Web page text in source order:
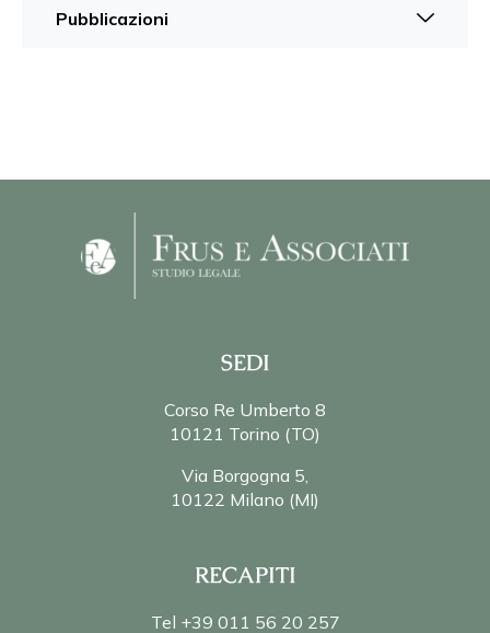
Pubblicazioni
SEDI
Corso Re Umberto 8
10121 Torino (TO)
Via Borgogna 5,
10122 Milano (MI)
RECAPITI
Tel +39 011 56 20 257